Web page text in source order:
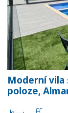
Moderní vila
poloze,